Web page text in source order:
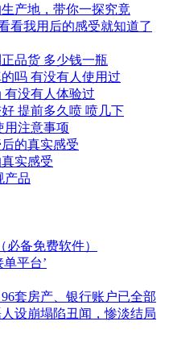
产地，带你一探究竟
看我用后的感受就知道了
品货 多少钱一瓶
吗 有没有人使用过
有没有人体验过
提前多久喷 喷几下
用注意事项
的真实感受
实感受
产品
备免费软件）
平台’
套房产、银行账户已全部
设崩塌陷丑闻，惨淡结局